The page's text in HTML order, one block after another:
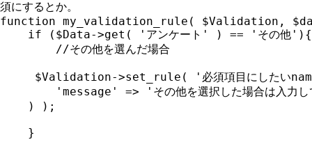
須にするとか。
function my_validation_rule( $Validation,
$Validation->set_rule( '必須項目にしたい
'message' => 'その他を選択した場合は入力し
    ) );